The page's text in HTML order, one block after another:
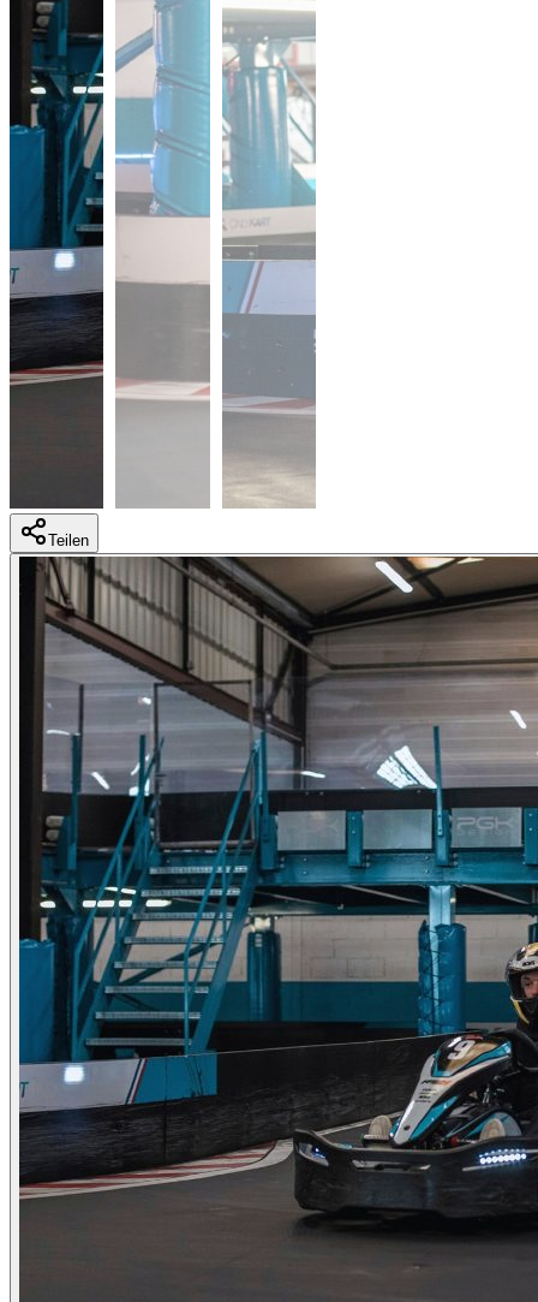
Teilen